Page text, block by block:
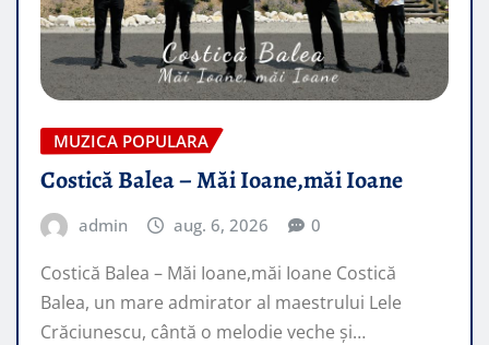
MUZICA POPULARA
Costică Balea – Măi Ioane,măi Ioane
admin aug. 6, 2026 0
Costică Balea – Măi Ioane,măi Ioane Costică
Balea, un mare admirator al maestrului Lele
Crăciunescu, cântă o melodie veche și…